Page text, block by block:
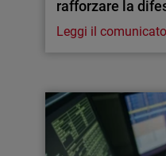
rafforzare la
Leggi il